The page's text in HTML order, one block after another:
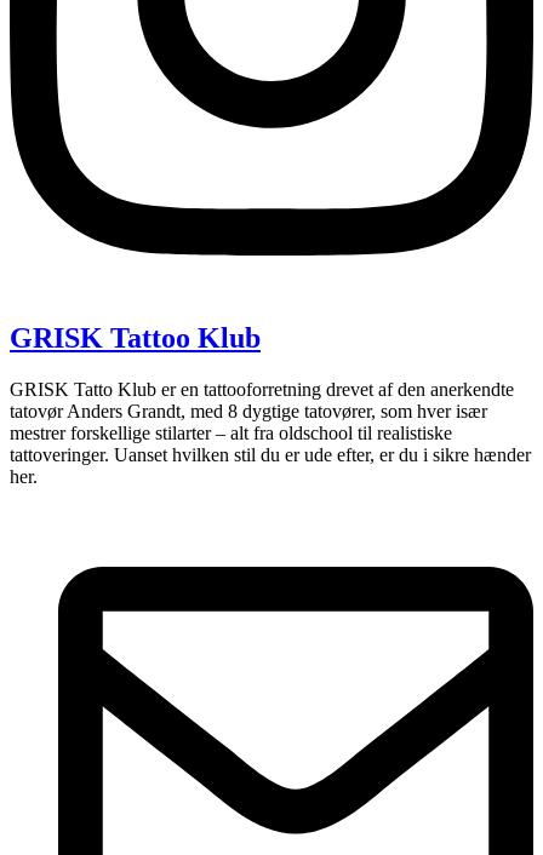
GRISK Tattoo Klub
GRISK Tatto Klub er en tattooforretning drevet af den anerkendte
tatovør Anders Grandt, med 8 dygtige tatovører, som hver især
mestrer forskellige stilarter – alt fra oldschool til realistiske
tattoveringer. Uanset hvilken stil du er ude efter, er du i sikre hænder
her.